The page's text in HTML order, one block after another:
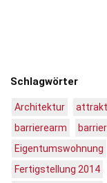
Schlagwörter
Architektur
barrierearm
Eigentumswohnung
Fertigstellung 2014